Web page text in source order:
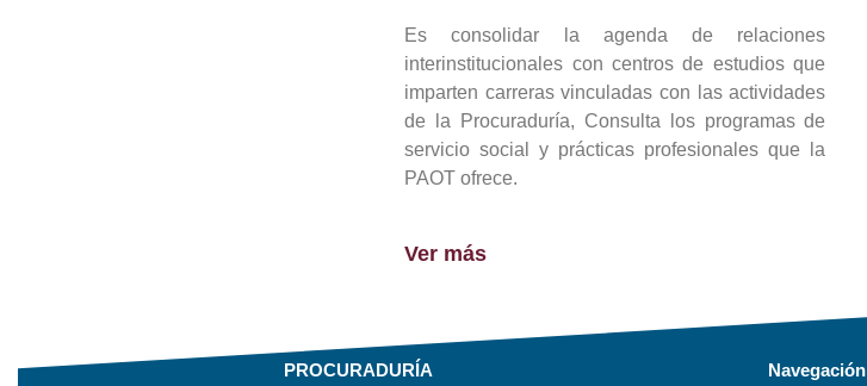
Es consolidar la agenda de relaciones
interinstitucionales con centros de estudios que
imparten carreras vinculadas con las actividades
de la Procuraduría, Consulta los programas de
servicio social y prácticas profesionales que la
PAOT ofrece.
Ver más
PROCURADURÍA Navegación